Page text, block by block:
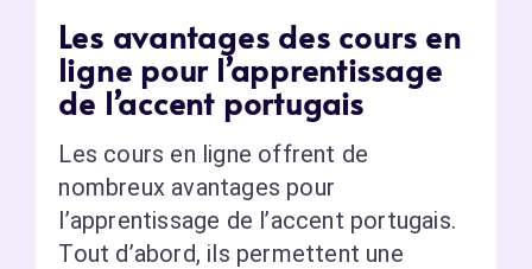
Les avantages des cours en
ligne pour l’apprentissage
de l’accent portugais
Les cours en ligne offrent de
nombreux avantages pour
l’apprentissage de l’accent portugais.
Tout d’abord, ils permettent une